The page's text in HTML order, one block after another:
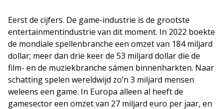
Eerst de cijfers. De game-industrie is de grootste
entertainmentindustrie van dit moment. In 2022 boekte
de mondiale spellenbranche een omzet van 184 miljard
dollar; meer dan drie keer de 53 miljard dollar die de
film- en de muziekbranche sámen binnenharkten. Naar
schatting spelen wereldwijd zo’n 3 miljard mensen
weleens een game. In Europa alleen al heeft de
gamesector een omzet van 27 miljard euro per jaar, en